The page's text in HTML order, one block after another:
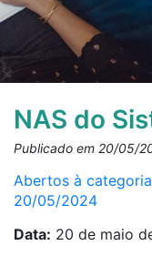
NAS do
Publicado em 20/05/
Abertos à
20/05/2024
Data: 20 de maio